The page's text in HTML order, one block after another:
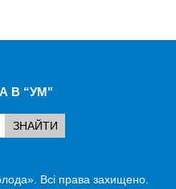
В “УМ"
Всі права захищено.